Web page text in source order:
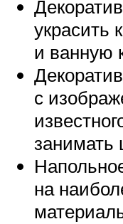
украсить
и ванную
с
занимать
на